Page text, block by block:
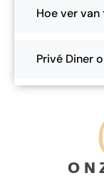
Hoe ver
Privé Diner